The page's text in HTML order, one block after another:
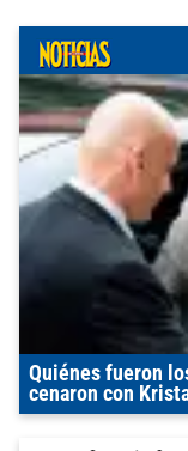
Quiénes fueron
cenaron con